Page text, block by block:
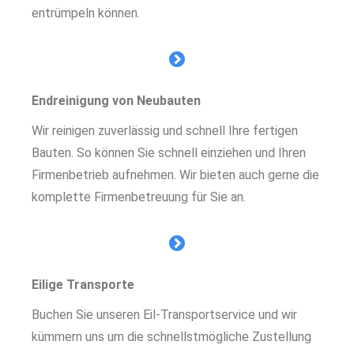
entrümpeln können.
Endreinigung von Neubauten
Wir reinigen zuverlässig und schnell Ihre fertigen
Bauten. So können Sie schnell einziehen und Ihren
Firmenbetrieb aufnehmen. Wir bieten auch gerne die
komplette Firmenbetreuung für Sie an.
Eilige Transporte
Buchen Sie unseren Eil-Transportservice und wir
kümmern uns um die schnellstmögliche Zustellung